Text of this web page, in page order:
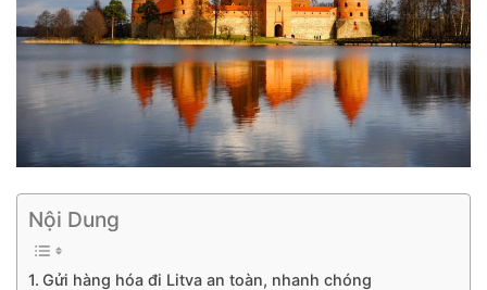
Nội Dung
Gửi hàng hóa đi Litva an toàn, nhanh chóng